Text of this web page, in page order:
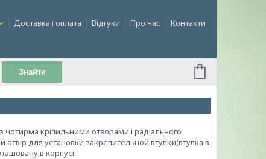
Доставка і оплата Відгуки Про нас Контакти
Знайти
кріпильними отворами і радіального
для установки закрепительной втулки(втулка в
в корпусі.